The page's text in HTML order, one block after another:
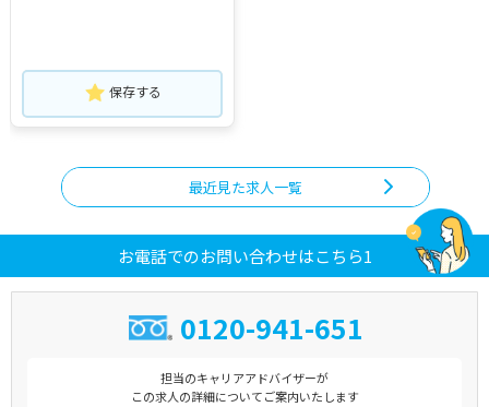
保存する
最近見た求人一覧
お電話でのお問い合わせはこちら1
0120-941-651
担当のキャリアアドバイザーが
この求人の詳細についてご案内いたします